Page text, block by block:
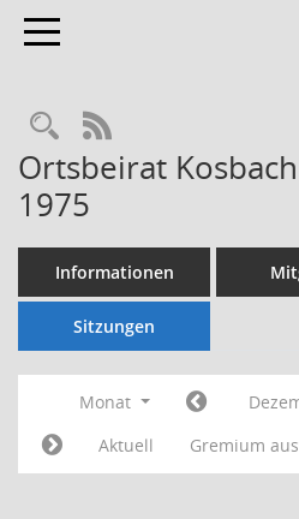
Toggle navigation
Rechercheauswahl
RSS-Feed
Ortsbeirat
1975
Informationen
Sitzungen
Monat
Aktuell
Gremium